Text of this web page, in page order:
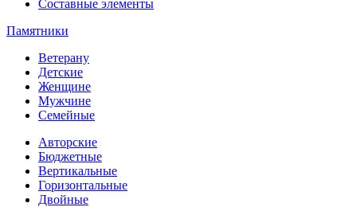
Составные элементы
Памятники
Ветерану
Детские
Женщине
Мужчине
Семейные
Авторские
Бюджетные
Вертикальные
Горизонтальные
Двойные